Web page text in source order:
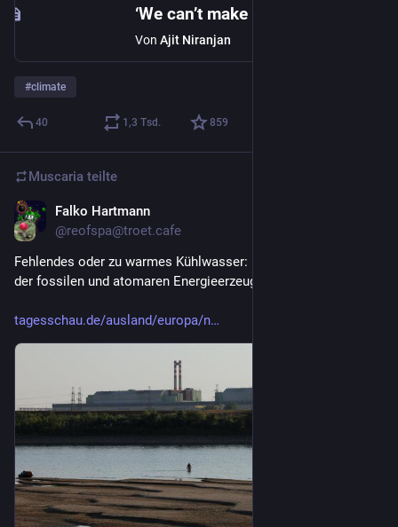
Von Ajit Niranjan
#climate
40 1,3 Tsd. 859
Muscaria teilte
Falko Hartmann
@reofspa@troet.cafe
Fehlendes oder zu warmes Kühlwasser: Die "#dunkelflaute"
der fossilen und atomaren Energieerzeugung.
tagesschau.de/ausland/europa/n